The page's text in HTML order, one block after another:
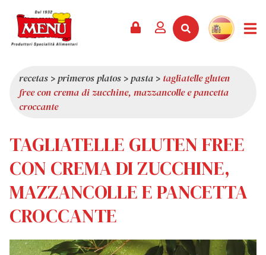
CATÁLOGO
SERVICIOS
ÚLTIMAS NOVEDADES
PREMIOS
QUIÉNES SOMOS
CALIDAD
CURIOSIDADES
SHOWROOM
TRABAJA CON NOSOTROS
recetas >primeros platos >pasta > tagliatelle gluten
free con crema di zucchine, mazzancolle e pancetta
croccante
TAGLIATELLE GLUTEN FREE
CON CREMA DI ZUCCHINE,
MAZZANCOLLE E PANCETTA
CROCCANTE